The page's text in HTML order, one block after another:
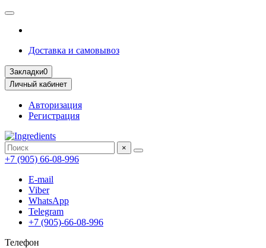
Доставка и самовывоз
Закладки0
Личный кабинет
Авторизация
Регистрация
×
+7 (905) 66-08-996
E-mail
Viber
WhatsApp
Telegram
+7 (905)-66-08-996
Телефон